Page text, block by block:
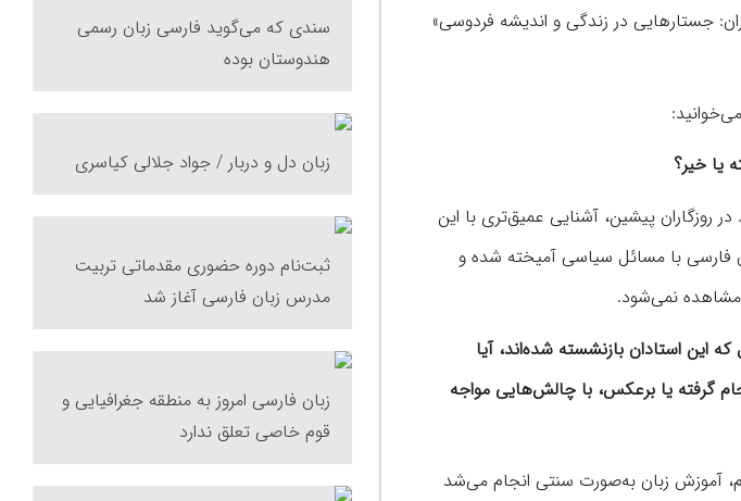
جستارهایی در زندگی و اندیشه فردوسی»
یا خیر؟
پیشین، آشنایی عمیق‌تری با این
فارسی با مسائل سیاسی آمیخته شده و
مشاهده نمی‌شود.
این استادان بازنشسته شده‌اند، آیا
گرفته یا برعکس، با چالش‌هایی مواجه
آموزش زبان به‌صورت سنتی انجام می‌شد
سندی که می‌گوید فارسی زبان رسمی
هندوستان بوده
زبان دل و دربار / جواد جلالی کیاسری
ثبت‌نام دوره حضوری مقدماتی تربیت
مدرس زبان فارسی آغاز شد
زبان فارسی امروز به منطقه جغرافیایی و
قوم خاصی تعلق ندارد